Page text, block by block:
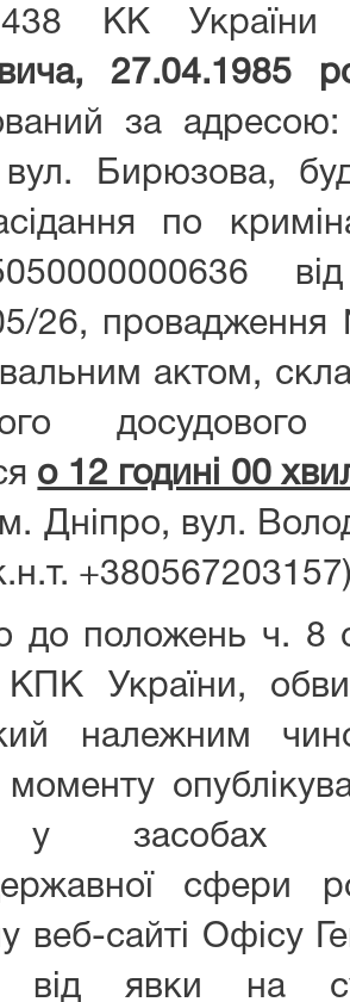
КК України
27.04.1985
за
Бирюзова,
по
26, провадження
актом,
о 12 годині 00
Дніпро, вул.
до положень ч. 8
України,
належним
у засобах
сфери
веб-сайті Офісу
від явки на